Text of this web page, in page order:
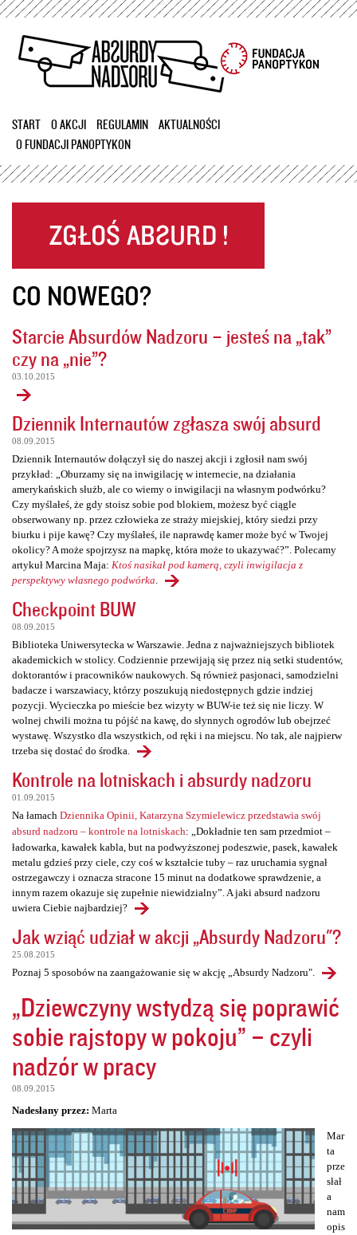
Przejdź
treści
START O AKCJI REGULAMIN
AKTUALNOŚCI
O FUNDACJI PANOPTYKON
CO NOWEGO?
Starcie Absurdów Nadzoru – jesteś na „tak”
czy na „nie”?
03.10.2015
Dziennik Internautów zgłasza swój absurd
08.09.2015
Dziennik Internautów dołączył się do naszej akcji i zgłosił nam swój
przykład: „Oburzamy się na inwigilację w internecie, na działania
amerykańskich służb, ale co wiemy o inwigilacji na własnym podwórku?
Czy myślałeś, że gdy stoisz sobie pod blokiem, możesz być ciągle
obserwowany np. przez człowieka ze straży miejskiej, który siedzi przy
biurku i pije kawę? Czy myślałeś, ile naprawdę kamer może być w Twojej
okolicy? A może spojrzysz na mapkę, która może to ukazywać?”. Polecamy
artykuł Marcina Maja: Ktoś nasikał pod kamerą, czyli inwigilacja z
perspektywy własnego podwórka
Checkpoint BUW
08.09.2015
Biblioteka Uniwersytecka w Warszawie. Jedna z najważniejszych bibliotek
akademickich w stolicy. Codziennie przewijają się przez nią setki studentów,
doktorantów i pracowników naukowych. Są również pasjonaci, samodzielni
badacze i warszawiacy, którzy poszukują niedostępnych gdzie indziej
pozycji. Wycieczka po mieście bez wizyty w BUW-ie też się nie liczy. W
wolnej chwili można tu pójść na kawę, do słynnych ogrodów lub obejrzeć
wystawę. Wszystko dla wszystkich, od ręki i na miejscu. No tak, ale najpierw
trzeba się dostać do środka.
Kontrole na lotniskach i absurdy nadzoru
01.09.2015
Na łamach Dziennika Opinii, Katarzyna Szymielewicz przedstawia swój
absurd nadzoru – kontrole na lotniskach: „Dokładnie ten sam przedmiot –
ładowarka, kawałek kabla, but na podwyższonej podeszwie, pasek, kawałek
metalu gdzieś przy ciele, czy coś w kształcie tuby – raz uruchamia sygnał
ostrzegawczy i oznacza stracone 15 minut na dodatkowe sprawdzenie, a
innym razem okazuje się zupełnie niewidzialny”. A jaki absurd nadzoru
uwiera Ciebie najbardziej?
Jak wziąć udział w akcji „Absurdy Nadzoru"?
25.08.2015
Poznaj 5 sposobów na zaangażowanie się w akcję „Absurdy Nadzoru".
„Dziewczyny wstydzą się poprawić
sobie rajstopy w pokoju” – czyli
nadzór w pracy
08.09.2015
Nadesłany przez: Marta
Mar
ta
prze
słał
a
nam
opis